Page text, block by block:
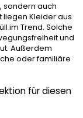
sondern auch
Kleider aus
im Trend. Solche
und
Außerdem
oder familiäre
für diesen